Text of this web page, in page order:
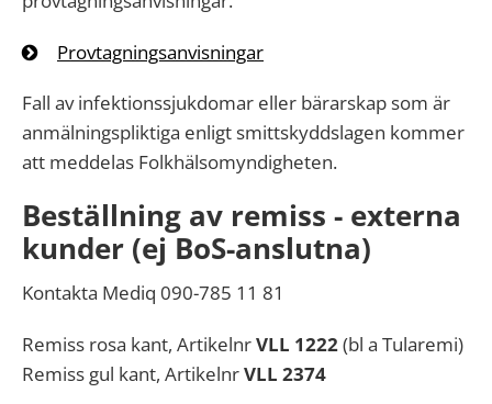
Provtagningsanvisningar
Fall av infektionssjukdomar eller bärarskap som är
anmälningspliktiga enligt smittskyddslagen kommer
att meddelas Folkhälsomyndigheten.
Beställning av remiss - externa
kunder (ej BoS-anslutna)
Kontakta Mediq 090-785 11 81
Remiss rosa kant, ArtikelnrVLL 1222(bl a Tularemi)
Remiss gul kant, ArtikelnrVLL 2374